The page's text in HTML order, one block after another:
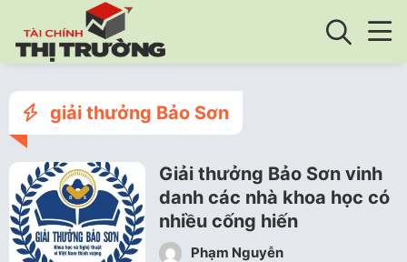
giải thưởng Bảo Sơn
Giải thưởng Bảo Sơn vinh
danh các nhà khoa học có
nhiều cống hiến
Phạm Nguyễn